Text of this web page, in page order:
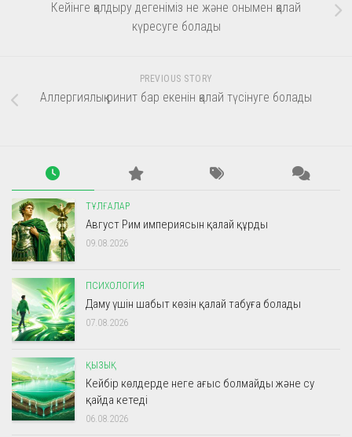
Кейінге қалдыру дегеніміз не және онымен қалай
күресуге болады
PREVIOUS STORY
Аллергиялық ринит бар екенін қалай түсінуге болады
ТҰЛҒАЛАР
Август Рим империясын қалай құрды
09.08.2026
ПСИХОЛОГИЯ
Даму үшін шабыт көзін қалай табуға болады
07.08.2026
ҚЫЗЫҚ
Кейбір көлдерде неге ағыс болмайды және су
қайда кетеді
06.08.2026